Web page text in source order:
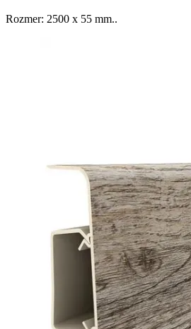
Rozmer: 2500 x 55 mm..